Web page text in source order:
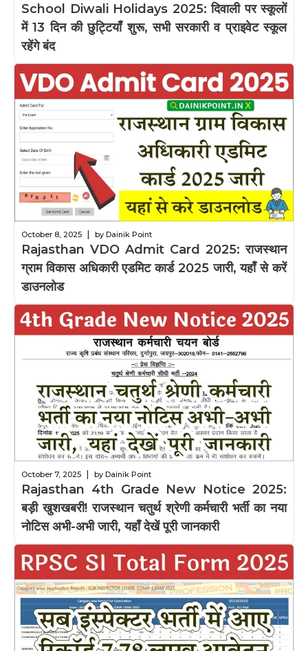
School Diwali Holidays 2025: दिवाली पर स्कूलों
में 13 दिन की छुट्टियाँ शुरू, सभी सरकारी व प्राइवेट स्कूल
रहेंगे बंद
October 8, 2025 | by Dainik Point
Rajasthan VDO Admit Card 2025: राजस्थान
ग्राम विकास अधिकारी एडमिट कार्ड 2025 जारी, यहाँ से करें
डाउनलोड
October 7, 2025 by Dainik Point
Rajasthan 4th Grade New Notice 2025:
बड़ी खुशखबरी! राजस्थान चतुर्थ श्रेणी कर्मचारी भर्ती का नया
नोटिस अभी-अभी जारी, यहाँ देखें पूरी जानकारी